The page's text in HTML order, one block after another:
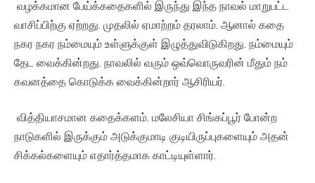
வழக்கமான பேய்க்கதைகளில் இருந்து இந்த நாவல் மாறுபட்ட
வாசிப்பிற்கு ஏற்றது. முதலில் ஏமாற்றம் தரலாம். ஆனால் கதை
நகர நகர நம்மையும் உள்ளுக்குள் இழுத்துவிடுகிறது. நம்மையும்
தேட வைக்கின்றது. நாவலில் வரும் ஒவ்வொருவரின் மீதும் நம்
கவனத்தை கொடுக்க வைக்கின்றார் ஆசிரியர்.
வித்தியாசமான கதைக்களம். மலேசியா சிங்கப்பூர் போன்ற
நாடுகளில் இருக்கும் அடுக்குமாடி குடியிருப்புகளையும் அதன்
சிக்கல்களையும் எதார்த்தமாக காட்டியுள்ளார்.